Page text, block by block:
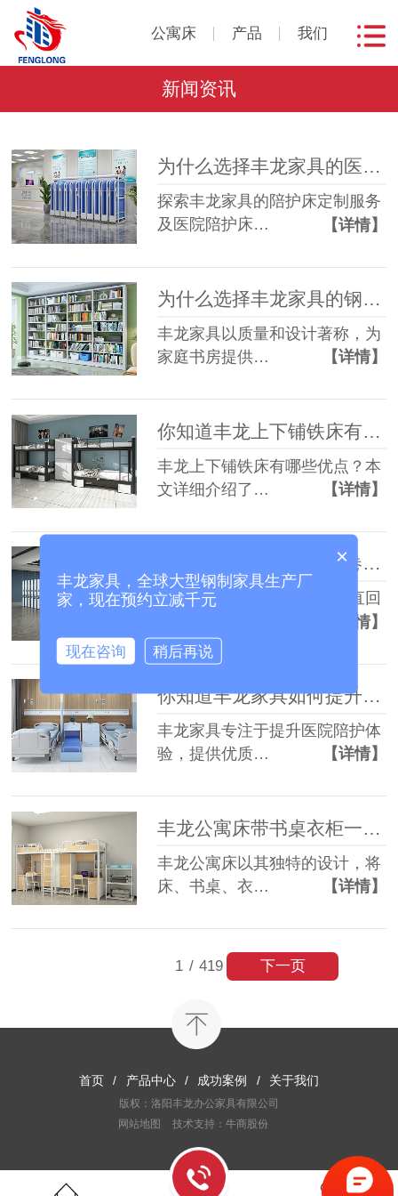
公寓床 产品 我们
新闻资讯
为什么选择丰龙家具的医院陪护床？
探索丰龙家具的陪护床定制服务
及医院陪护床…
【详情】
为什么选择丰龙家具的钢制书架？
丰龙家具以质量和设计著称，为
家庭书房提供…
【详情】
你知道丰龙上下铺铁床有哪些优势吗？
丰龙上下铺铁床有哪些优点？本
文详细介绍了…
【详情】
为什么选择丰龙智能案卷柜和垂直回转柜？
丰龙提供的智能案卷柜和垂直回
【详情】
你知道丰龙家具如何提升陪护体验吗？
丰龙家具专注于提升医院陪护体
验，提供优质…
【详情】
丰龙公寓床带书桌衣柜一体，为何备受青睐？
丰龙公寓床以其独特的设计，将
床、书桌、衣…
【详情】
1 / 419 下一页
首页 / 产品中心 / 成功案例 / 关于我们
版权：洛阳丰龙办公家具有限公司
网站地图
技术支持：牛商股份
×
丰龙家具，全球大型钢制家具生产厂
家，现在预约立减千元
现在咨询 稍后再说